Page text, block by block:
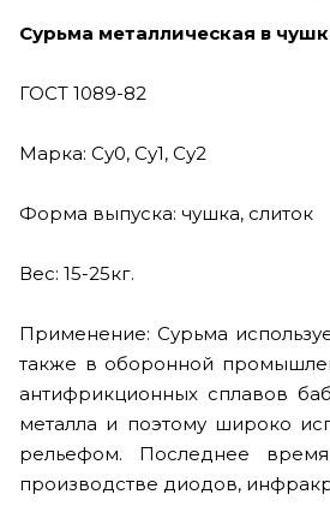
Сурьма металлическая в
ГОСТ 1089-82
Марка: Су0, Су1, Су2
Форма выпуска: чушка, слиток
Вес: 15-25кг.
Применение: Сурьма
также в оборонной
антифрикционных сплавов
металла и поэтому широко
рельефом. Последнее
производстве диодов,